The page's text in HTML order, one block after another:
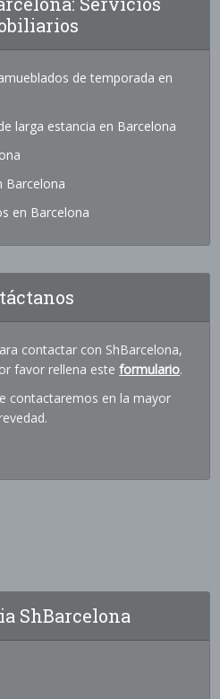
de temporada en
larga estancia en Barcelona
Barcelona
en Barcelona
contactar con ShBarcelona,
favor rellena esteformulario.
contactaremos en la mayor
ShBarcelona